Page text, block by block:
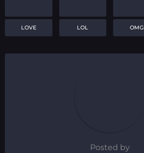
LOVE LOL OMG
Posted by